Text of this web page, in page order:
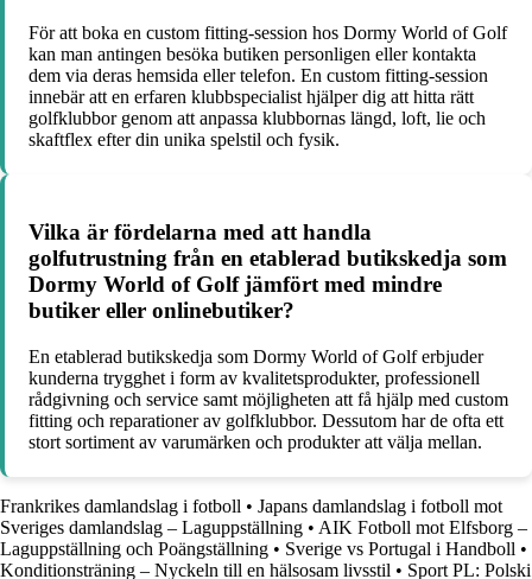
För att boka en custom fitting-session hos Dormy World of Golf
kan man antingen besöka butiken personligen eller kontakta
dem via deras hemsida eller telefon. En custom fitting-session
innebär att en erfaren klubbspecialist hjälper dig att hitta rätt
golfklubbor genom att anpassa klubbornas längd, loft, lie och
skaftflex efter din unika spelstil och fysik.
Vilka är fördelarna med att handla
golfutrustning från en etablerad butikskedja som
Dormy World of Golf jämfört med mindre
butiker eller onlinebutiker?
En etablerad butikskedja som Dormy World of Golf erbjuder
kunderna trygghet i form av kvalitetsprodukter, professionell
rådgivning och service samt möjligheten att få hjälp med custom
fitting och reparationer av golfklubbor. Dessutom har de ofta ett
stort sortiment av varumärken och produkter att välja mellan.
Frankrikes damlandslag i fotboll • Japans damlandslag i fotboll mot
Sveriges damlandslag – Laguppställning • AIK Fotboll mot Elfsborg –
Laguppställning och Poängställning • Sverige vs Portugal i Handboll •
Konditionsträning – Nyckeln till en hälsosam livsstil • Sport PL: Polski